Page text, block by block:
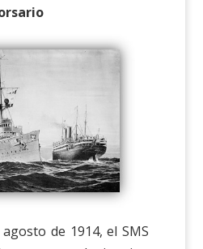
de 1914, el SMS